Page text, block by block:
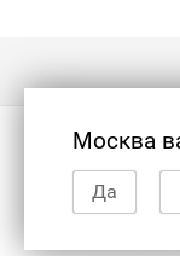
Москва
Да